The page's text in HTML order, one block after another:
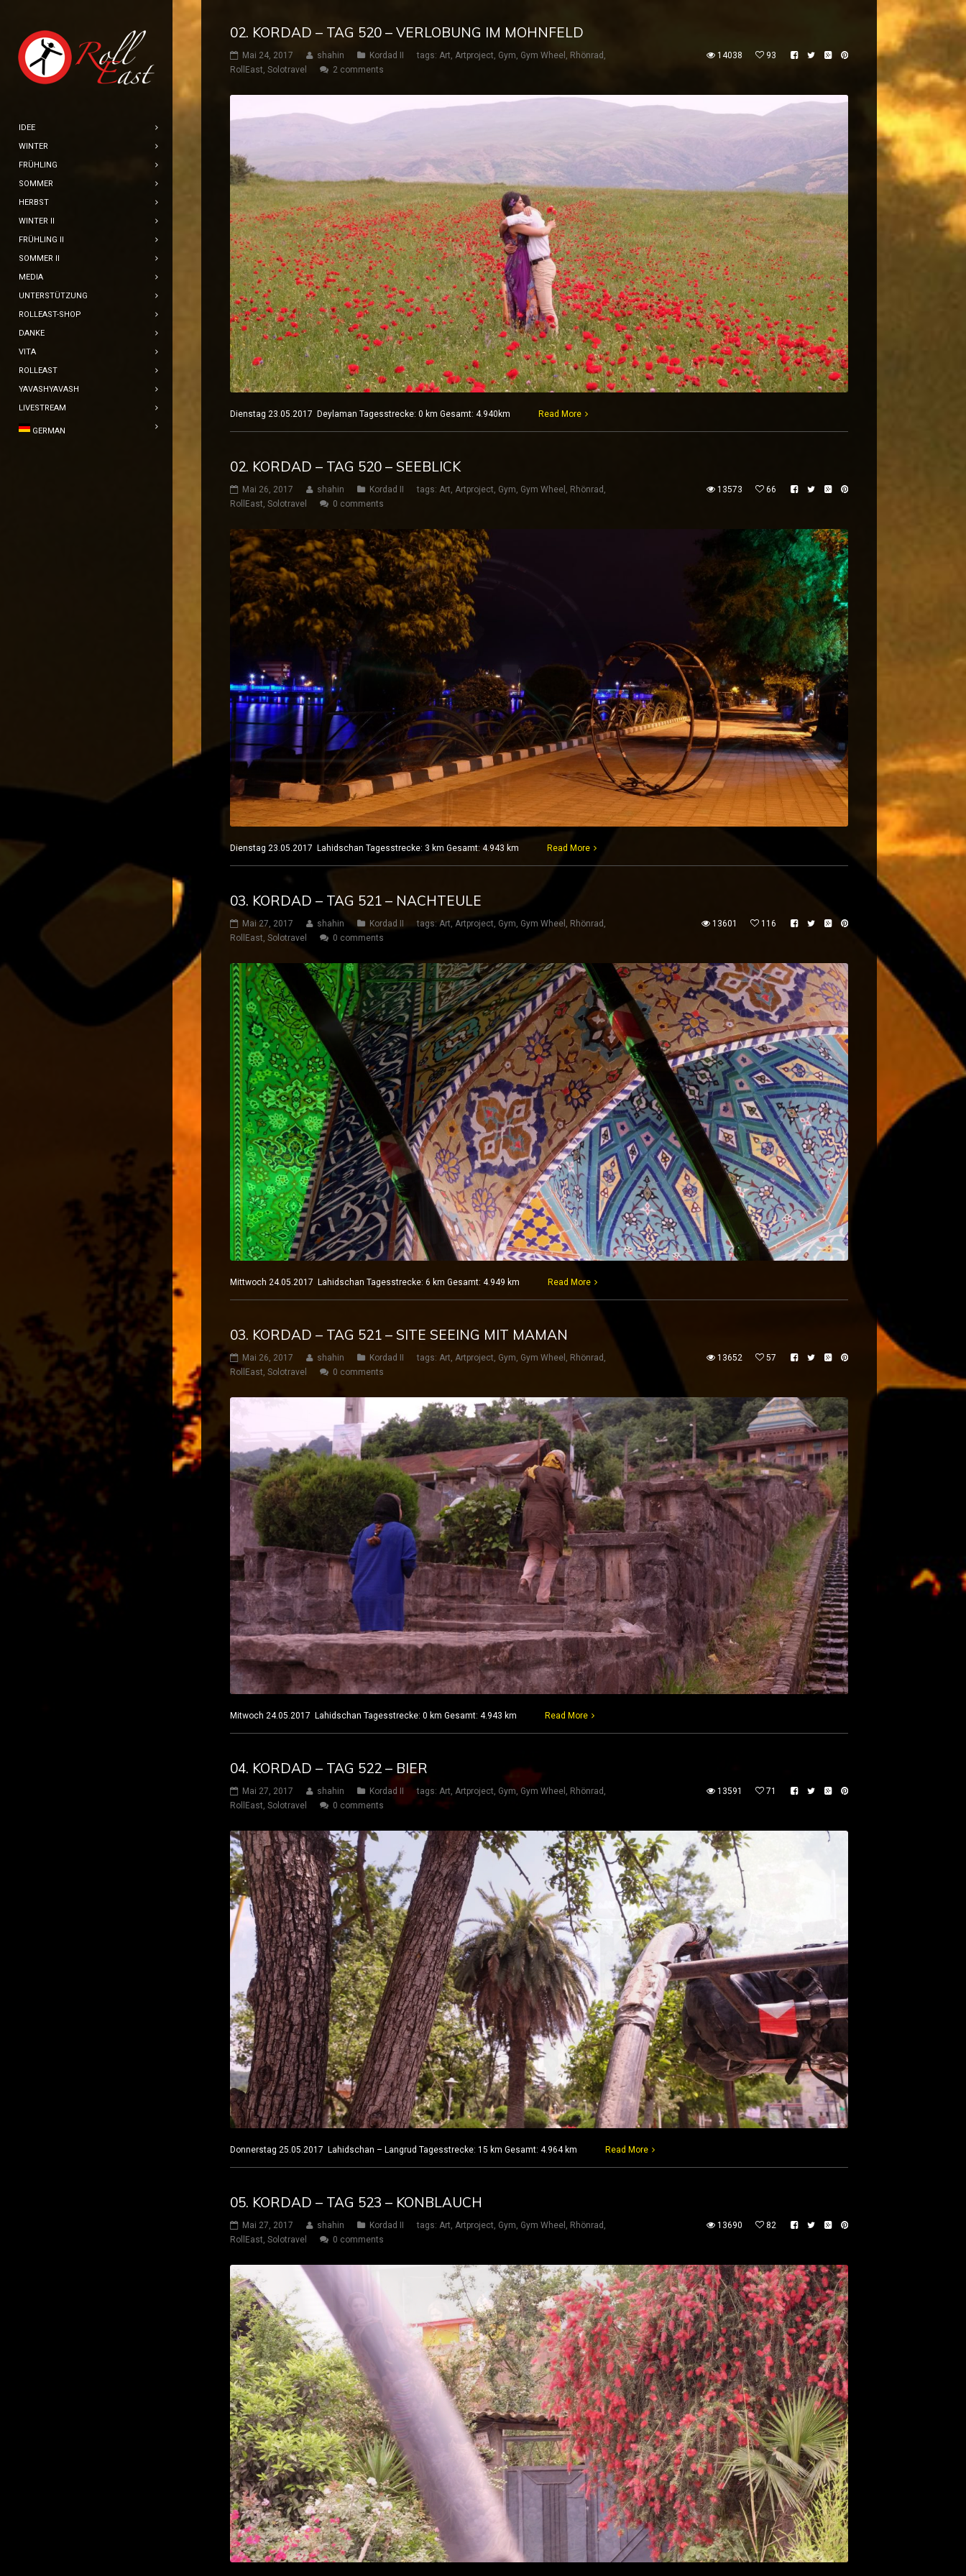
IDEE
WINTER
FRÜHLING
SOMMER
HERBST
WINTER II
FRÜHLING II
SOMMER II
MEDIA
UNTERSTÜTZUNG
ROLLEAST-SHOP
DANKE
VITA
ROLLEAST
YAVASHYAVASH
LIVESTREAM
GERMAN
02. KORDAD – TAG 520 – VERLOBUNG IM MOHNFELD
Mai 24, 2017 shahin Kordad II tags: Art, Artproject, Gym, Gym Wheel , Rhönrad ,
RollEast, Solotravel 2 comments
14038 93
Dienstag 23.05.2017 Deylaman Tagesstrecke: 0 km Gesamt: 4.940km Read More
02. KORDAD – TAG 520 – SEEBLICK
Mai 26, 2017 shahin Kordad II tags: Art, Artproject, Gym, Gym Wheel , Rhönrad ,
RollEast, Solotravel 0 comments
13573 66
Dienstag 23.05.2017 Lahidschan Tagesstrecke: 3 km Gesamt: 4.943 km Read More
03. KORDAD – TAG 521 – NACHTEULE
Mai 27, 2017 shahin Kordad II tags: Art Artproject Gym Gym Wheel Rhönrad
RollEast Solotravel 0 comments
13601 116
Mittwoch 24.05.2017 Lahidschan Tagesstrecke: 6 km Gesamt: 4.949 km Read More
03. KORDAD – TAG 521 – SITE SEEING MIT MAMAN
Mai 26, 2017 shahin Kordad II tags: Art Artproject Gym Gym Wheel Rhönrad
RollEast Solotravel 0 comments
13652 57
Mitwoch 24.05.2017 Lahidschan Tagesstrecke: 0 km Gesamt: 4.943 km Read More
04. KORDAD – TAG 522 – BIER
Mai 27, 2017 shahin Kordad II tags: Art, Artproject, Gym, Gym Wheel , Rhönrad ,
RollEast, Solotravel 0 comments
13591 71
Donnerstag 25.05.2017 Lahidschan – Langrud Tagesstrecke: 15 km Gesamt: 4.964 km Read More
05. KORDAD – TAG 523 – KONBLAUCH
Mai 27, 2017 shahin Kordad II tags: Art, Artproject, Gym, Gym Wheel , Rhönrad ,
RollEast, Solotravel 0 comments
13690 82